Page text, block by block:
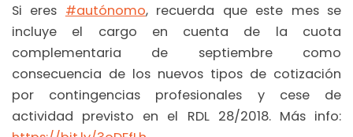
Si eres #autónomo, recuerda que este mes se
incluye el cargo en cuenta de la cuota
complementaria de septiembre como
consecuencia de los nuevos tipos de cotización
por contingencias profesionales y cese de
actividad previsto en el RDL 28/2018. Más info: